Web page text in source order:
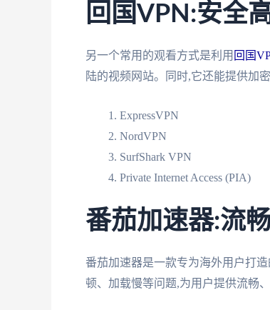
回国VPN:安全
另一个常用的观看方式是利用 回国
陆的视频网站。同时,它还能提供加
ExpressVPN
NordVPN
SurfShark VPN
Private Internet Access (PIA)
番茄加速器:流
番茄加速器是一款专为海外用户打
顿、加载慢等问题,为用户提供流畅